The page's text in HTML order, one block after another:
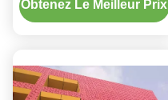
pour la décoration de
Obtenez Le Meilleur Prix